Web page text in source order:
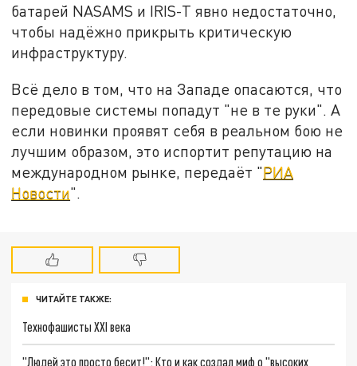
батарей NASAMS и IRIS-T явно недостаточно,
чтобы надёжно прикрыть критическую
инфраструктуру.
Всё дело в том, что на Западе опасаются, что
передовые системы попадут "не в те руки". А
если новинки проявят себя в реальном бою не
лучшим образом, это испортит репутацию на
международном рынке, передаёт "РИА
Новости".
ЧИТАЙТЕ ТАКЖЕ:
Технофашисты XXI века
"Людей это просто бесит!": Кто и как создал миф о "высоких